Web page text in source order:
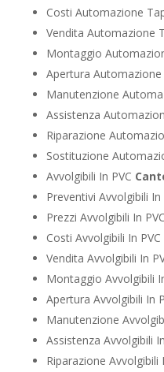
Costi Automazione
Vendita Automazione
Montaggio
Apertura Automazione
Manutenzione
Assistenza
Riparazione
Sostituzione
Avvolgibili In PVC
Preventivi Avvolgibili In
Prezzi Avvolgibili In PVC
Costi Avvolgibili In PVC
Vendita Avvolgibili In
Montaggio Avvolgibili
Apertura Avvolgibili In
Manutenzione
Assistenza Avvolgibili
Riparazione Avvolgibili